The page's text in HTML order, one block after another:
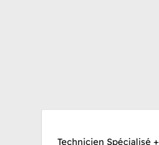
(Inscription Formation Professionnel OFPPT (ITA / ISTA التقني متخصص + التقني + الـتاهيل + التخصص Technicien Spécialisé +